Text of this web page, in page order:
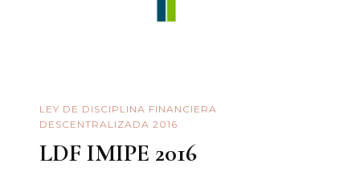
LEY DE DISCIPLINA FINANCIERA
DESCENTRALIZADA 2016
LDF IMIPE 2016